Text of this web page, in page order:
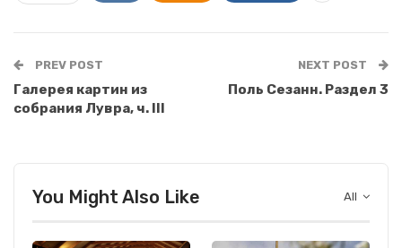
PREV POST
Галерея картин из
собрания Лувра, ч. III
NEXT POST
Поль Сезанн. Раздел 3
All
You Might Also Like